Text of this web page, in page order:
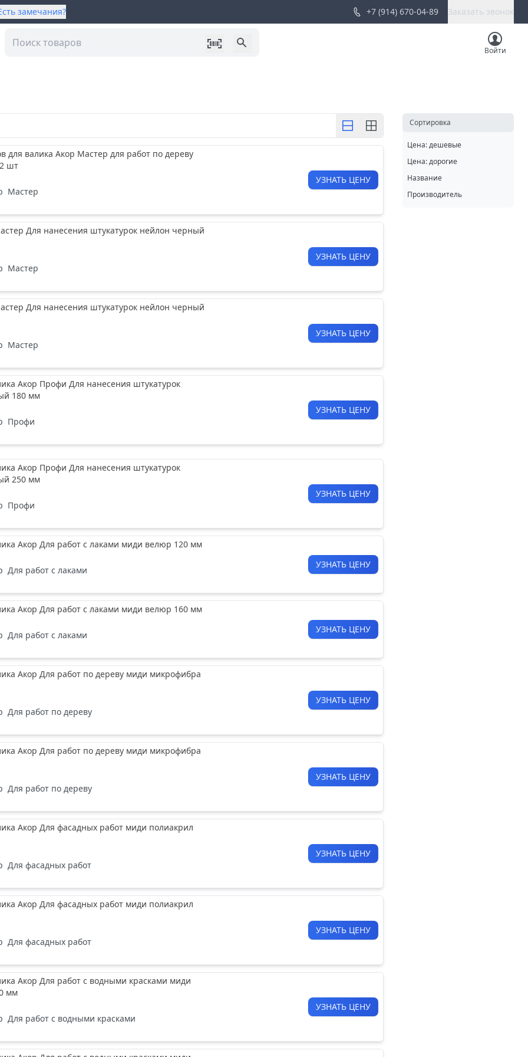
замечания? +7 (914) 670-04-89 Заказать звонок
Войти
для валика Акор Мастер для работ по дереву
шт
Мастер
УЗНАТЬ ЦЕНУ
Для нанесения штукатурок нейлон черный
Мастер
УЗНАТЬ ЦЕНУ
Для нанесения штукатурок нейлон черный
Мастер
УЗНАТЬ ЦЕНУ
Акор Профи Для нанесения штукатурок
180 мм
Профи
УЗНАТЬ ЦЕНУ
Акор Профи Для нанесения штукатурок
250 мм
Профи
УЗНАТЬ ЦЕНУ
Акор Для работ с лаками миди велюр 120 мм
Для работ с лаками
УЗНАТЬ ЦЕНУ
Акор Для работ с лаками миди велюр 160 мм
Для работ с лаками
УЗНАТЬ ЦЕНУ
Акор Для работ по дереву миди микрофибра
Для работ по дереву
УЗНАТЬ ЦЕНУ
Акор Для работ по дереву миди микрофибра
Для работ по дереву
УЗНАТЬ ЦЕНУ
Акор Для фасадных работ миди полиакрил
Для фасадных работ
УЗНАТЬ ЦЕНУ
Акор Для фасадных работ миди полиакрил
Для фасадных работ
УЗНАТЬ ЦЕНУ
Акор Для работ с водными красками миди
мм
Для работ с водными красками
УЗНАТЬ ЦЕНУ
Cортировка
Цена: дешевые
Цена: дорогие
Название
Производитель